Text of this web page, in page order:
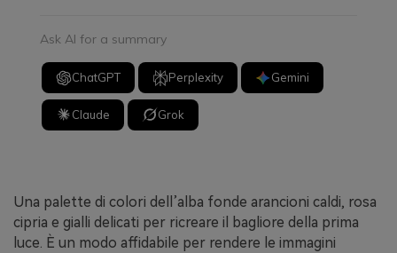
Ask AI for a summary
ChatGPT Perplexity Gemini
Claude Grok
Una palette di colori dell’alba fonde arancioni caldi, rosa
cipria e gialli delicati per ricreare il bagliore della prima
luce. È un modo affidabile per rendere le immagini